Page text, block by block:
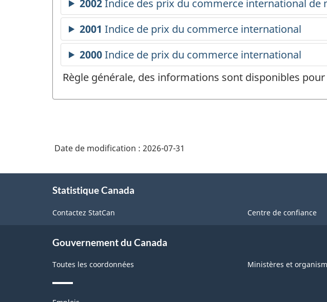
Règle générale, des informations sont disponibles
Date de modification : 2026-07-31
Statistique Canada
Contactez StatCan Centre de confiance
Gouvernement du Canada
Toutes les coordonnées Ministères et